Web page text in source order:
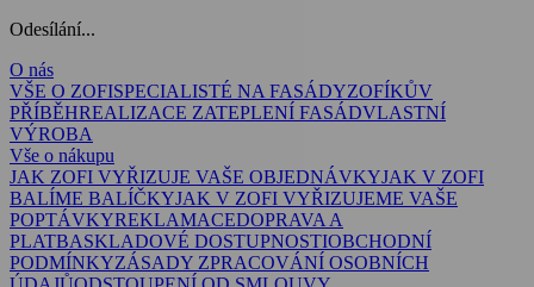
Odesílání...
O nás
VŠE O ZOFISPECIALISTÉ NA FASÁDYZOFÍKŮV
PŘÍBĚHREALIZACE ZATEPLENÍ FASÁDVLASTNÍ
VÝROBA
Vše o nákupu
JAK ZOFI VYŘIZUJE VAŠE OBJEDNÁVKYJAK V ZOFI
BALÍME BALÍČKYJAK V ZOFI VYŘIZUJEME VAŠE
POPTÁVKYREKLAMACEDOPRAVA A
PLATBASKLADOVÉ DOSTUPNOSTIOBCHODNÍ
PODMÍNKYZÁSADY ZPRACOVÁNÍ OSOBNÍCH